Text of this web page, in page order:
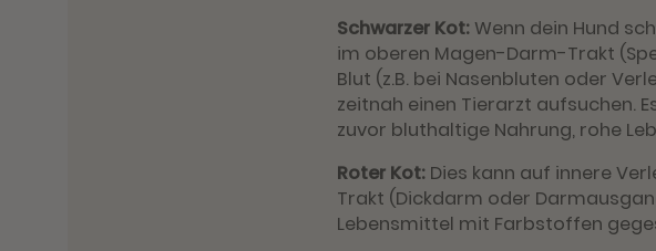
Schwarzer Kot: Wenn dein Hund
im oberen Magen-Darm-Trakt
Blut (z.B. bei Nasenbluten oder
zeitnah einen Tierarzt aufsuchen.
zuvor bluthaltige Nahrung, rohe
Roter Kot: Dies kann auf innere
Trakt (Dickdarm oder
Lebensmittel mit Farbstoffen